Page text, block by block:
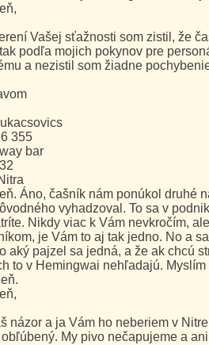
Vašej sťažnosti som zistil, že
podľa mojich pokynov pre
a nezistil som žiadne
355
bar
Áno, čašník nám ponúkol druhé
vyhadzoval. To sa v
Nikdy viac k Vám nevkročím,
je Vám to aj tak jedno. No a
aký pajzel sa jedná, a že ak chcú
to v Hemingwai nehľadajú.
názor a ja Vám ho neberiem v
My pivo nečapujeme a